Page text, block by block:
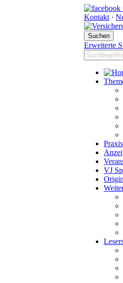
Kontakt ·
Erweiterte
VJ